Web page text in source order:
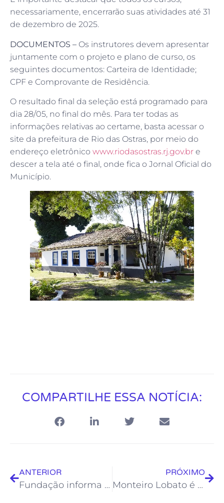
necessariamente, encerrarão suas atividades até 31
de dezembro de 2025.
DOCUMENTOS – Os instrutores devem apresentar
juntamente com o projeto e plano de curso, os
seguintes documentos: Carteira de Identidade;
CPF e Comprovante de Residência.
O resultado final da seleção está programado para
dia 28/05, no final do mês. Para ter todas as
informações relativas ao certame, basta acessar o
site da prefeitura de Rio das Ostras, por meio do
endereço eletrônico www.riodasostras.rj.gov.br e
descer a tela até o final, onde fica o Jornal Oficial do
Município.
COMPARTILHE ESSA NOTÍCIA:
ANTERIOR
Fundação informa funcionamento das unidades culturais no feriadão
PRÓXIMO
Monteiro Lobato é homenageado em exposição da Biblioteca